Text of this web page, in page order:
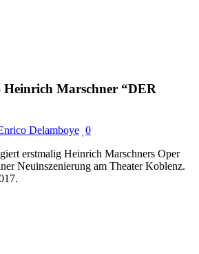
Heinrich Marschner “DER
Delamboye 0
erstmalig Heinrich Marschners Oper
Neuinszenierung am Theater Koblenz.